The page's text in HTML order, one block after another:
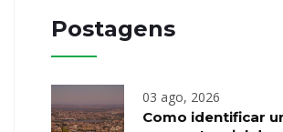
Postagens
03 ago, 2026
Como identificar